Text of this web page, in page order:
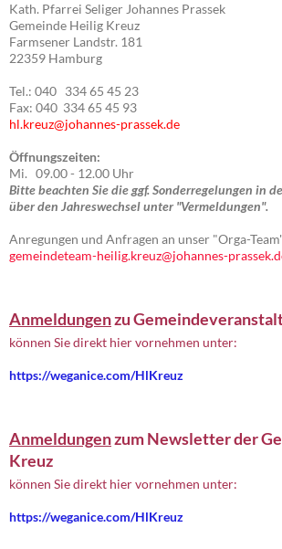
Kath. Pfarrei Seliger Johannes Prassek
Gemeinde Heilig Kreuz
Farmsener Landstr. 181
22359 Hamburg
Tel.: 040 334 65 45 23
Fax: 040 334 65 45 93
hl.kreuz@johannes-prassek.de
Öffnungszeiten:
Mi. 09.00 - 12.00 Uhr
Bitte beachten Sie die ggf. Sonderregelungen in
über den Jahreswechsel unter "Vermeldungen".
Anregungen und Anfragen an unser "Orga-
gemeindeteam-heilig.kreuz@johannes-
Anmeldungenzu
können Sie direkt hier vornehmen unter:
https://weganice.com/HlKreuz
Anmeldungenzum Newsletter der
Kreuz
können Sie direkt hier vornehmen unter:
https://weganice.com/HlKreuz